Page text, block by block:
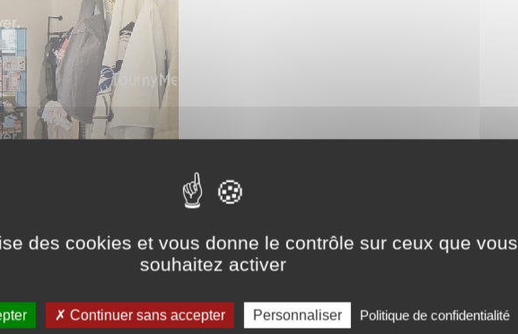
des cookies et vous donne le contrôle sur ceux que vous
souhaitez activer
Continuer sans accepter Personnaliser Politique de confidentialité